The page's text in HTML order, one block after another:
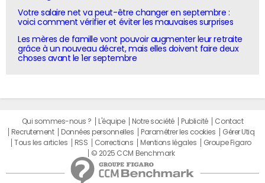
Votre salaire net va peut-être changer en septembre :
voici comment vérifier et éviter les mauvaises surprises
Les mères de famille vont pouvoir augmenter leur retraite
grâce à un nouveau décret, mais elles doivent faire deux
choses avant le 1er septembre
Qui sommes-nous ? L'équipe Notre société Publicité
Contact
Recrutement
Données personnelles Paramétrer les cookies
Gérer Utiq
Tous les articles
RSS Corrections Mentions légales
Groupe Figaro
© 2025 CCM Benchmark